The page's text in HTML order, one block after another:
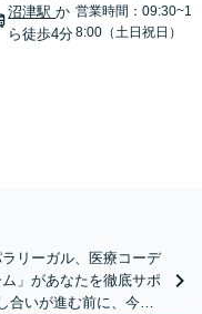
沼津駅か
ら徒歩4分
営業時間：09:30~1
8:00（土日祝日）
リーガル、医療コーデ
」があなたを徹底サポ
いが進む前に、今す